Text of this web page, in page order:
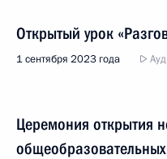
Открытый урок
1 сентября 2023 года
Церемония открытия